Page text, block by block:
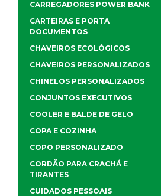
CARREGADORES POWER BANK
CARTEIRAS E PORTA
DOCUMENTOS
CHAVEIROS ECOLÓGICOS
CHAVEIROS PERSONALIZADOS
CHINELOS PERSONALIZADOS
CONJUNTOS EXECUTIVOS
COOLER E BALDE DE GELO
COPA E COZINHA
COPO PERSONALIZADO
CORDÃO PARA CRACHÁ E
TIRANTES
CUIDADOS PESSOAIS